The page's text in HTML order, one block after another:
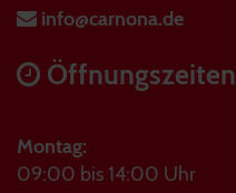
info@carnona.de
Öffnungszeiten
Montag:
09:00 bis 14:00 Uhr